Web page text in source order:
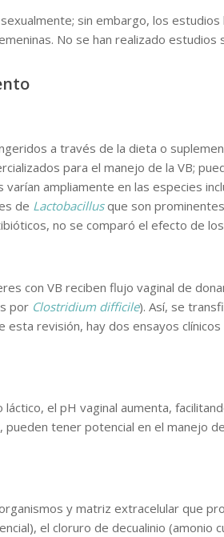
sin embargo, los
No se han realizado
a través de la dieta o
para el manejo de la VB;
varían ampliamente en las especies
de Lactobacillusque son
no se comparó el efecto de
con VB reciben flujo vaginal de
por Clostridium difficile). Así, se
esta revisión, hay dos ensayos
el pH vaginal aumenta,
pueden tener potencial en el manejo
y matriz extracelular que
el cloruro de decualinio (amonio